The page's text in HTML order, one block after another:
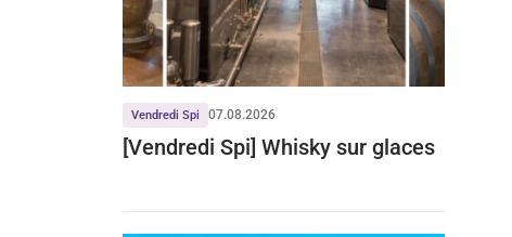
Vendredi Spi 07.08.2026
[Vendredi Spi] Whisky sur glaces